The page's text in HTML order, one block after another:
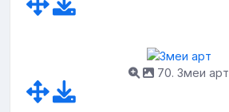
70. Змеи арт